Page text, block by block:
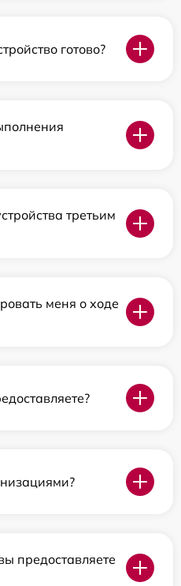
готово?
третьим
меня о ходе
предоставляете